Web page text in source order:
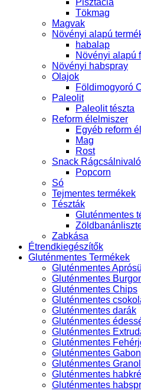
Tökmag
Magvak
Növényi alapú
habalap
Növényi alapú
Növényi habspray
Olajok
Földimogyoró
Paleolit
Paleolit tészta
Reform élelmiszer
Egyéb reform
Mag
Rost
Snack Rágcsálnivaló
Popcorn
Só
Tejmentes termékek
Tészták
Gluténmentes
Zabkása
Étrendkiegészítők
Gluténmentes Termékek
Gluténmentes
Gluténmentes
Gluténmentes Chips
Gluténmentes
Gluténmentes darák
Gluténmentes
Gluténmentes
Gluténmentes
Gluténmentes
Gluténmentes
Gluténmentes
Gluténmentes